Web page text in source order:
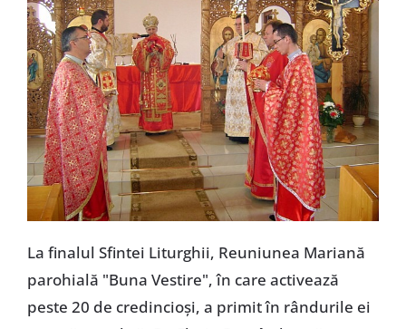
La finalul Sfintei Liturghii, Reuniunea Mariană
parohială "Buna Vestire", în care activează
peste 20 de credincioşi, a primit în rândurile ei